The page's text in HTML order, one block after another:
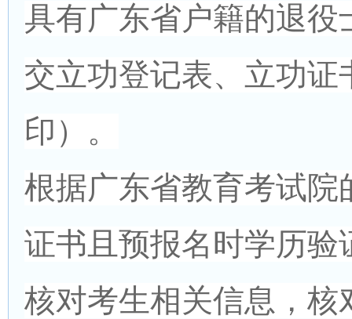
具有广东省户籍的退
交立功登记表、立功
印）。
根据广东省教育考试
证书且预报名时学历验
核对考生相关信息，